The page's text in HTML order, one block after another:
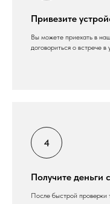
Привезите
Вы можете приехать в
договориться о встрече в
Получите деньги
После быстрой проверки